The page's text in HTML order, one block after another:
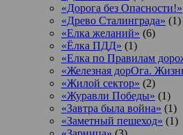
«Дорога без Опасности!»
«Древо Сталинграда» (1)
«Елка желаний» (6)
«Ёлка ПДД» (1)
«Елка по Правилам
«Железная дорОга.
«Жилой сектор» (2)
«Журавли Победы» (1)
«Завтра была война» (1)
«Заметный пешеход» (1)